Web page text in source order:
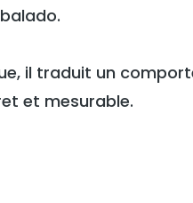
il traduit un
et mesurable.